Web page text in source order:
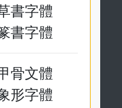
書字體
書字體
骨文體
形字體